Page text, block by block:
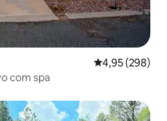
4,95 de uma
4,95 (298)
com spa